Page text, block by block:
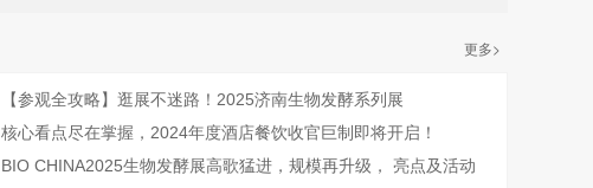
更多>
【参观全攻略】逛展不迷路！2025济南生物发酵系列展
核心看点尽在掌握，2024年度酒店餐饮收官巨制即将开启！
BIO CHINA2025生物发酵展高歌猛进，规模再升级， 亮点及活动